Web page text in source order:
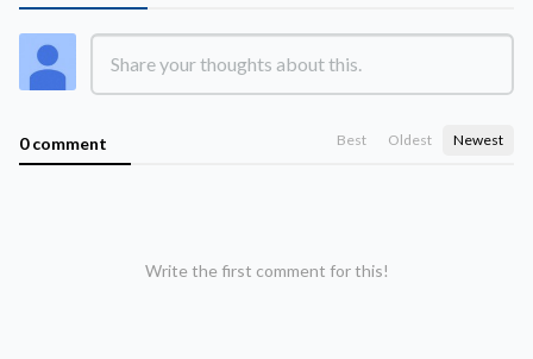
0 comment Best Oldest Newest
Write the first comment for this!